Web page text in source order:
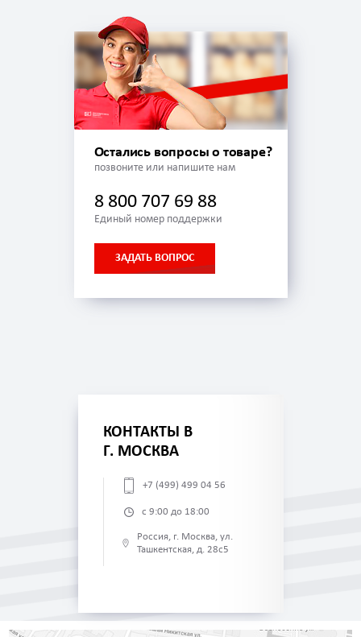
Остались вопросы о товаре?
позвоните или напишите нам
8 800 707 69 88
Единый номер поддержки
ЗАДАТЬ ВОПРОС
КОНТАКТЫ В
Г. МОСКВА
+7 (499) 499 04 56
с 9:00 до 18:00
Россия, г. Москва, ул.
Ташкентская, д. 28с5